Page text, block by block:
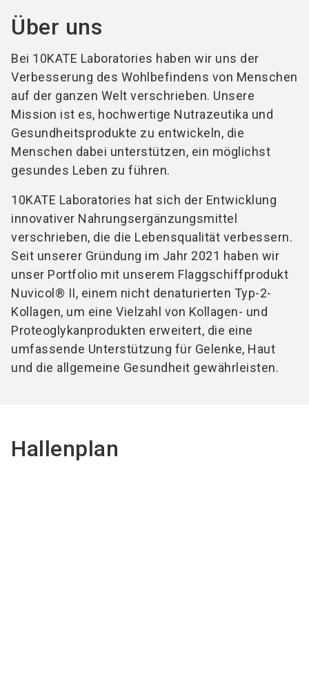
Über uns
Bei 10KATE Laboratories haben wir uns der
Verbesserung des Wohlbefindens von Menschen
auf der ganzen Welt verschrieben. Unsere
Mission ist es, hochwertige Nutrazeutika und
Gesundheitsprodukte zu entwickeln, die
Menschen dabei unterstützen, ein möglichst
gesundes Leben zu führen.
10KATE Laboratories hat sich der Entwicklung
innovativer Nahrungsergänzungsmittel
verschrieben, die die Lebensqualität verbessern.
Seit unserer Gründung im Jahr 2021 haben wir
unser Portfolio mit unserem Flaggschiffprodukt
Nuvicol® II, einem nicht denaturierten Typ-2-
Kollagen, um eine Vielzahl von Kollagen- und
Proteoglykanprodukten erweitert, die eine
umfassende Unterstützung für Gelenke, Haut
und die allgemeine Gesundheit gewährleisten.
Hallenplan